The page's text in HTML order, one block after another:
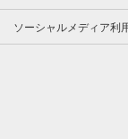
ソーシャルメディア利